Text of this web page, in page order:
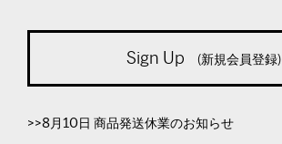
Sign Up (新規会員登録)
>>8月10日 商品発送休業のお知らせ